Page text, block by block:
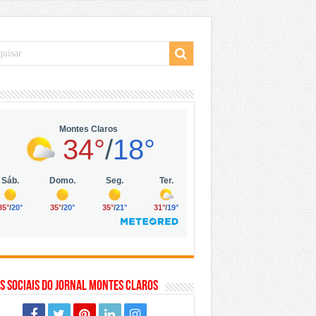
mil no digital
eólica e hidrogênio verde
Sociais do Jornal Montes Claros